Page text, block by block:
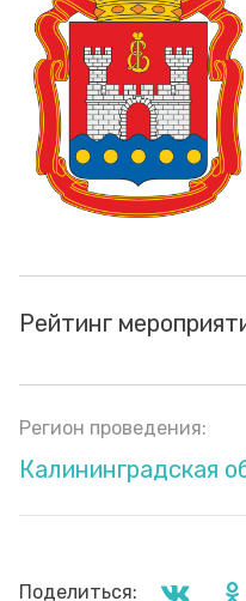
Рейтинг
Регион проведения:
Калининградская
Поделиться: